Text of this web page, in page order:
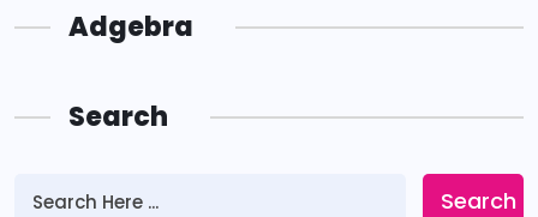
Adgebra
Search
Search